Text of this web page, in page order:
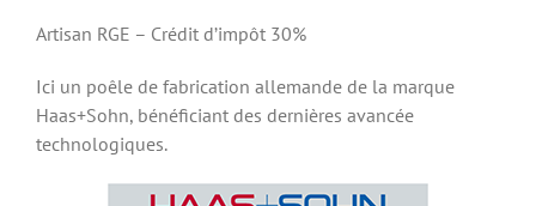
Artisan RGE – Crédit d’impôt 30%
Ici un poêle de fabrication allemande de la marque
Haas+Sohn, bénéficiant des dernières avancée
technologiques.